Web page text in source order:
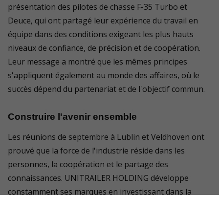
présentation des pilotes de chasse F-35 Turbo et
Deuce, qui ont partagé leur expérience du travail en
équipe dans des conditions exigeant les plus hauts
niveaux de confiance, de précision et de coopération.
Leur message a montré que les mêmes principes
s'appliquent également au monde des affaires, où le
succès dépend du partenariat et de l'objectif commun.
Construire l'avenir ensemble
Les réunions de septembre à Lublin et Veldhoven ont
prouvé que la force de l'industrie réside dans les
personnes, la coopération et le partage des
connaissances. UNITRAILER HOLDING développe
constamment ses marques en investissant dans la